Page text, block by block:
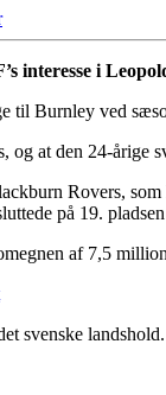
interesse i
til Burnley ved
og at den 24-årige
Rovers,
på 19.
af 7,5
svenske landshold.